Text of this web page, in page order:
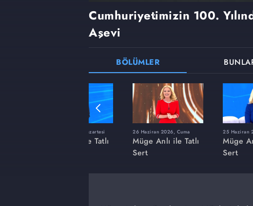
Cumhuriyetimizin 100.
Aşevi
BÖLÜMLER
8 Haziran 2026, Pazartesi
Müge Anlı ile Tatlı
26 Haziran 2026, Cuma
Müge Anlı ile Tatlı
Sert
25 Haziran
Müge
Sert